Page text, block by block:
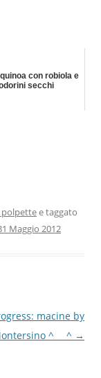
con robiola e
secchi
polpettee taggato
Maggio 2012
macine by
^___^ →